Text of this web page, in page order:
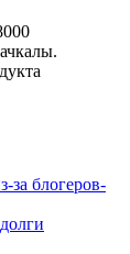
за блогеров-